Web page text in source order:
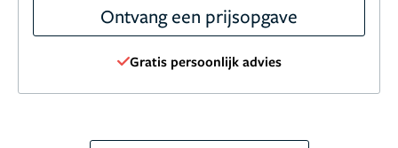
Ontvang een prijsopgave
Gratis persoonlijk advies